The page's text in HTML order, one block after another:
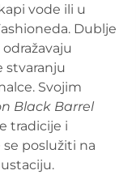
vode ili u
Dublje
stvaranju
Svojim
Black Barrel
tradicije i
poslužiti na